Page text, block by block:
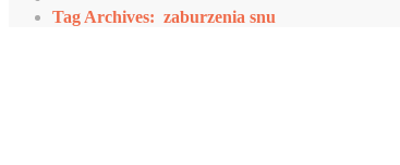
Tag Archives: zaburzenia snu